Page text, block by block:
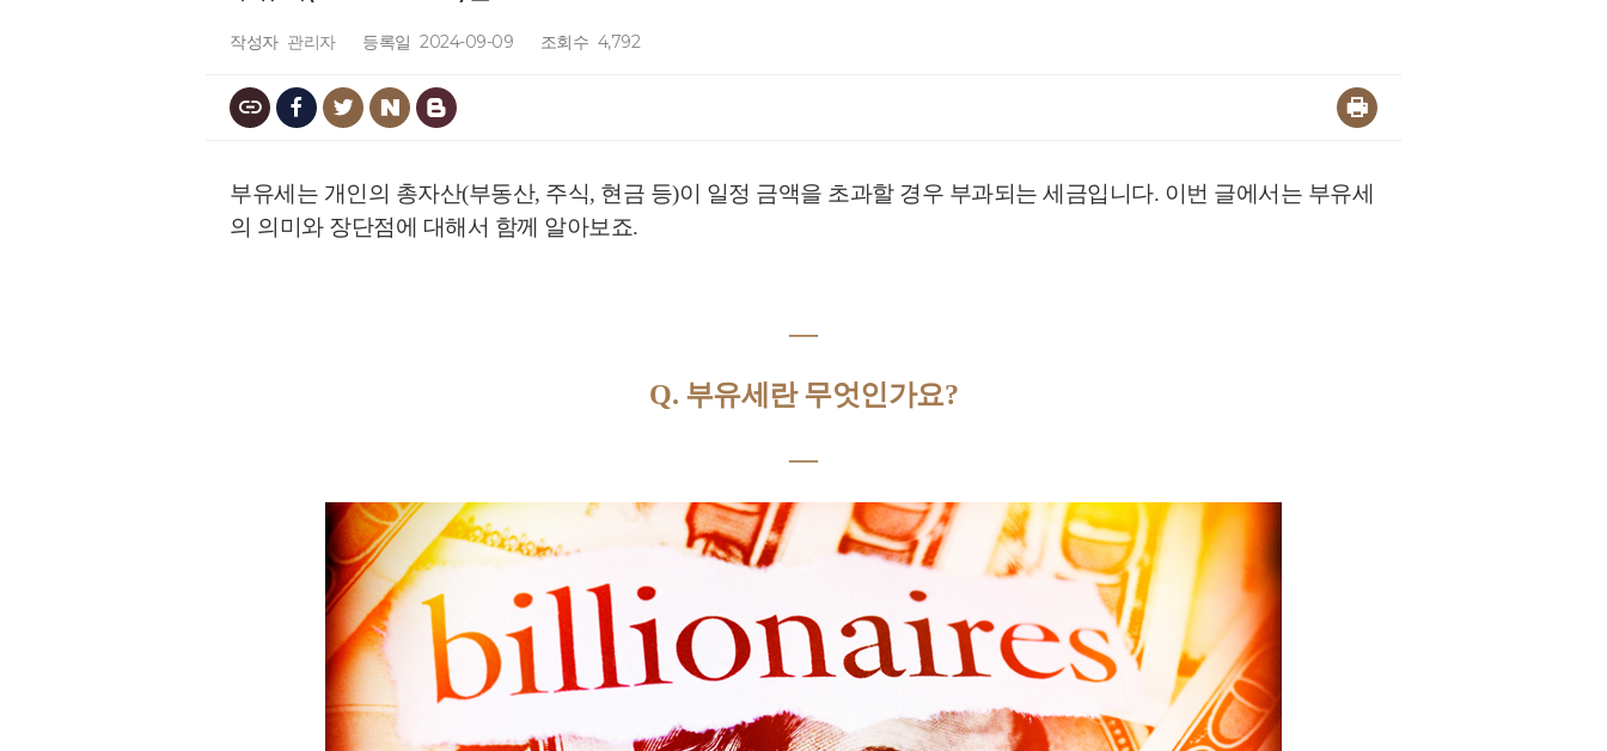
작성자 관리자 등록일 2024-09-09 조회수 4,792
부유세는 개인의 총자산(부동산, 주식, 현금 등)이 일정 금액을 초과할 경우 부과되는 세금입니다. 이번 글에서는 부유세
의 의미와 장단점에 대해서 함께 알아보죠.
―
Q. 부유세란 무엇인가요?
―